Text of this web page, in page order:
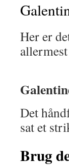
Her er
Det
sat et
Brug